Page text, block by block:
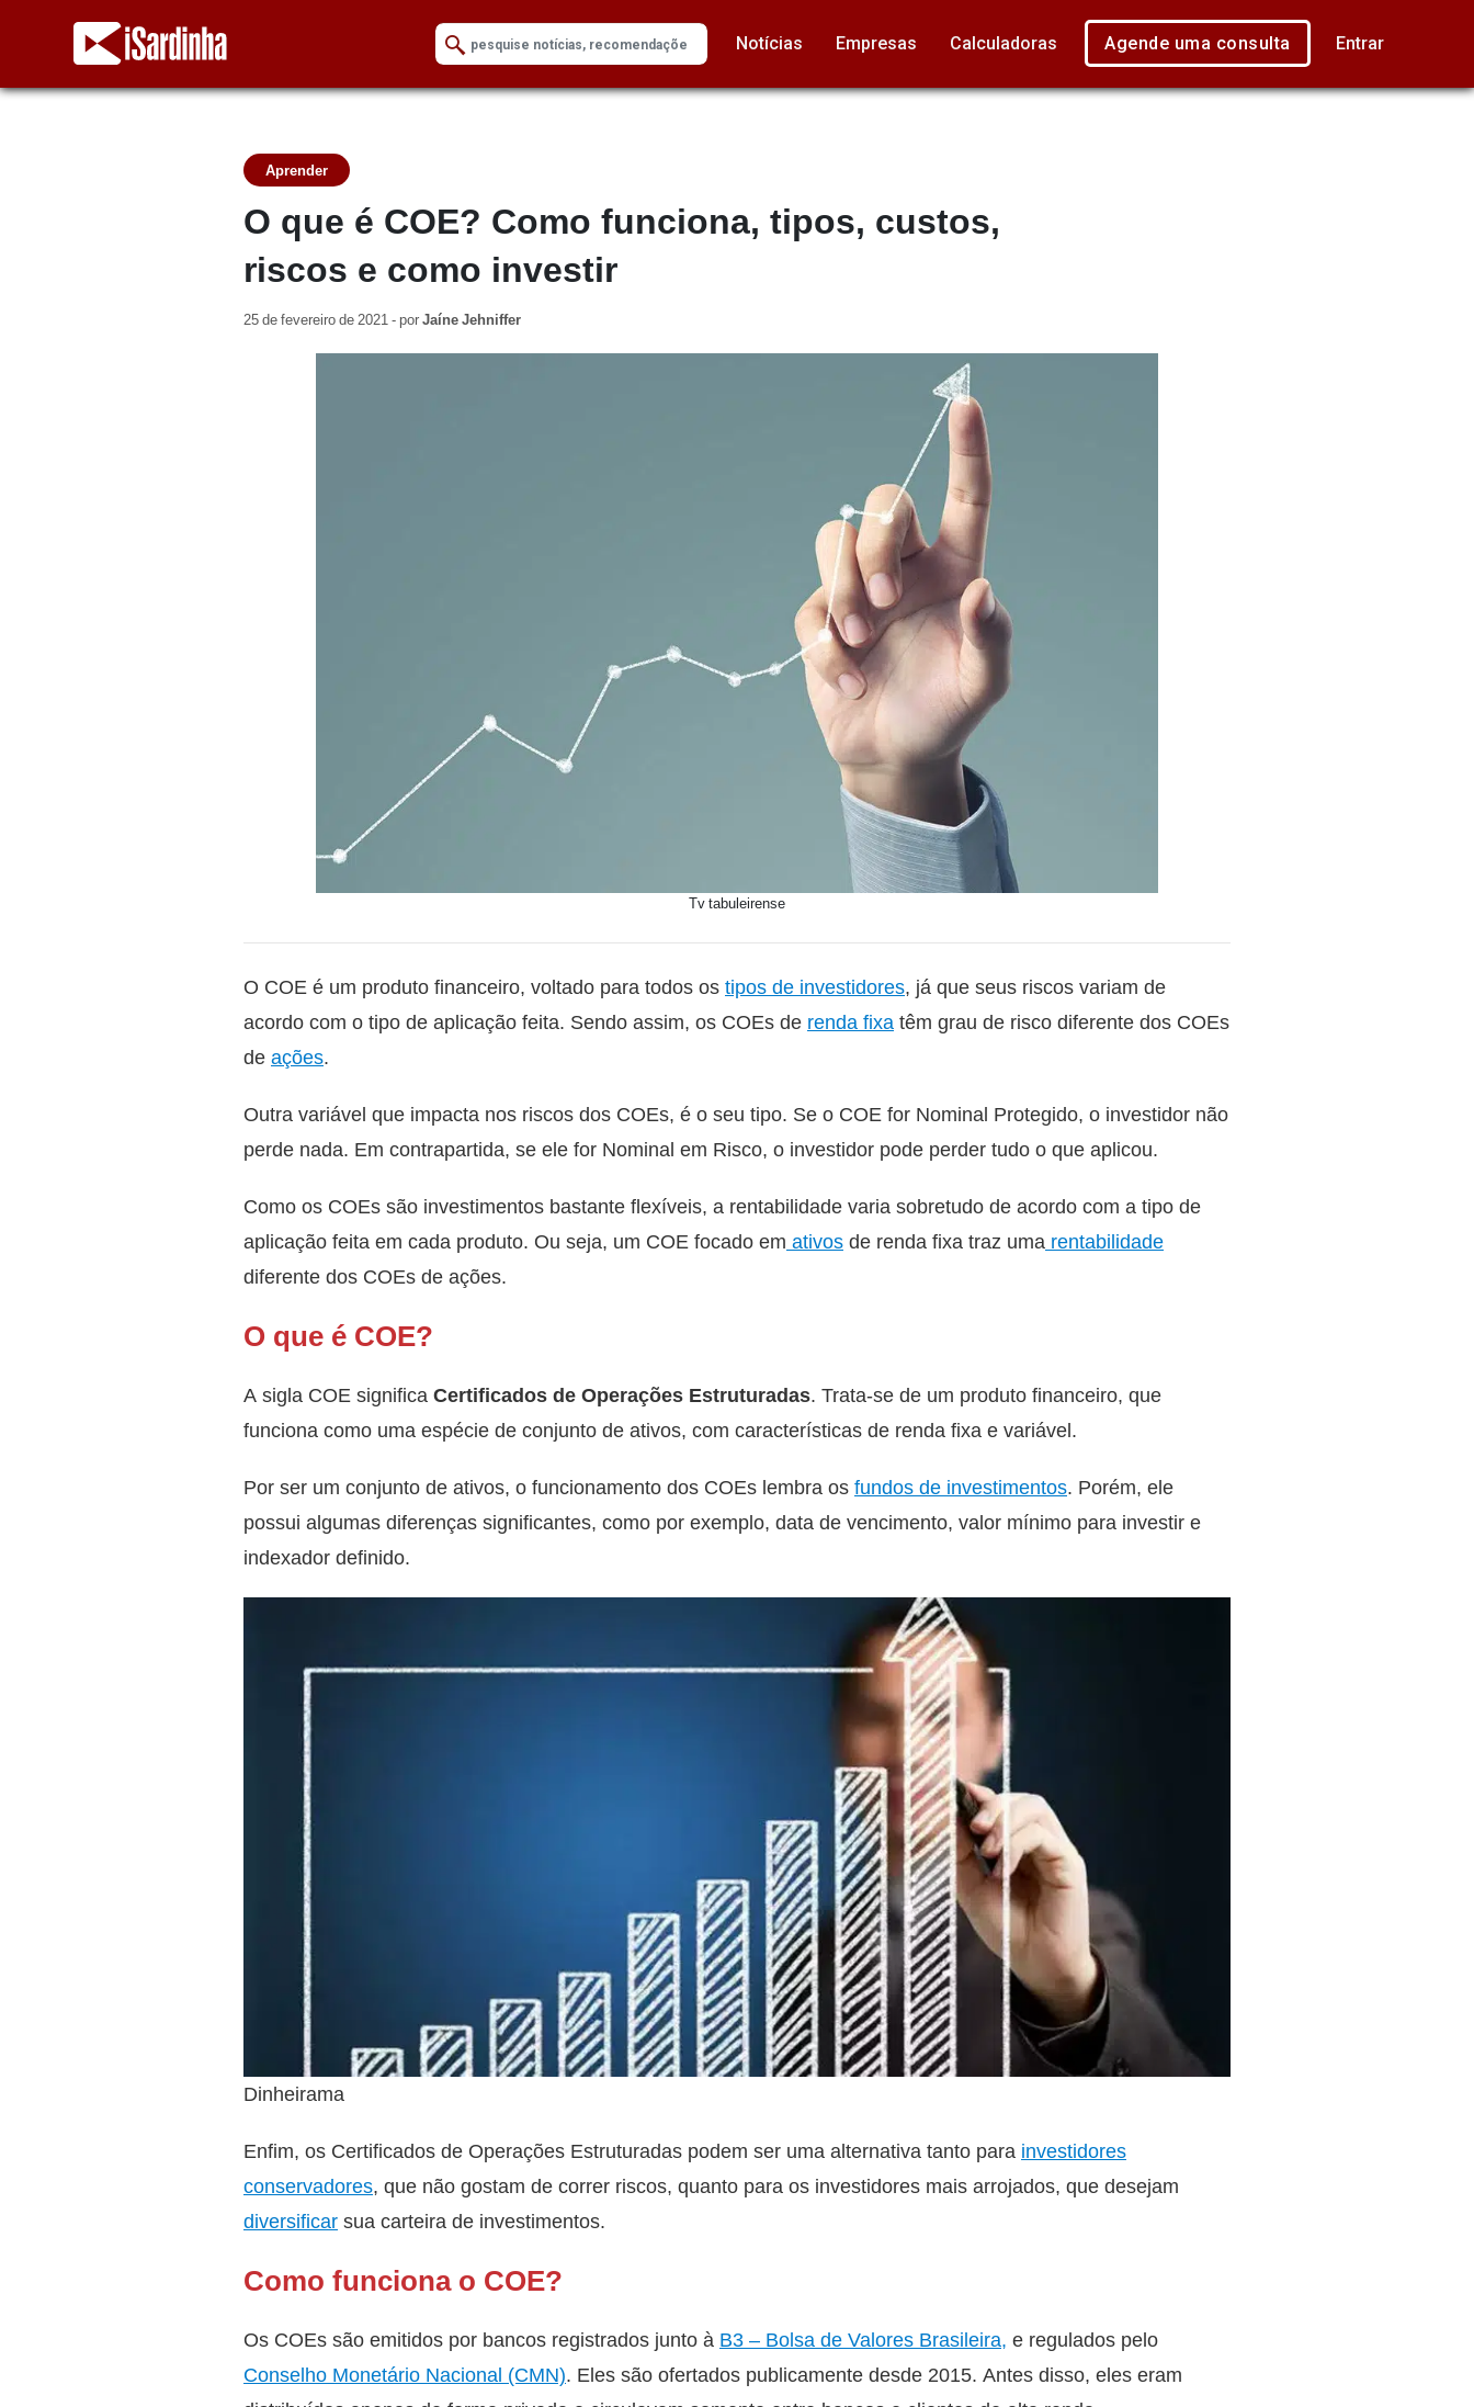
Notícias Empresas Calculadoras Agende uma consulta Entrar
Aprender
O que é COE? Como funciona, tipos, custos,
riscos e como investir
25 de fevereiro de 2021 - porJaíne Jehniffer
Tv tabuleirense
O COE é um produto financeiro, voltado para todos os tipos de investidores, já que seus riscos variam de
acordo com o tipo de aplicação feita. Sendo assim, os COEs de renda fixa têm grau de risco diferente dos COEs
de ações.
Outra variável que impacta nos riscos dos COEs, é o seu tipo. Se o COE for Nominal Protegido, o investidor não
perde nada. Em contrapartida, se ele for Nominal em Risco, o investidor pode perder tudo o que aplicou.
Como os COEs são investimentos bastante flexíveis, a rentabilidade varia sobretudo de acordo com a tipo de
aplicação feita em cada produto. Ou seja, um COE focado em ativos de renda fixa traz uma rentabilidade
diferente dos COEs de ações.
O que é COE?
A sigla COE significa Certificados de Operações Estruturadas. Trata-se de um produto financeiro, que
funciona como uma espécie de conjunto de ativos, com características de renda fixa e variável.
Por ser um conjunto de ativos, o funcionamento dos COEs lembra os fundos de investimentos. Porém, ele
possui algumas diferenças significantes, como por exemplo, data de vencimento, valor mínimo para investir e
indexador definido.
Dinheirama
Enfim, os Certificados de Operações Estruturadas podem ser uma alternativa tanto para investidores
conservadores, que não gostam de correr riscos, quanto para os investidores mais arrojados, que desejam
diversificar sua carteira de investimentos.
Como funciona o COE?
Os COEs são emitidos por bancos registrados junto à B3 – Bolsa de Valores Brasileira, e regulados pelo
Conselho Monetário Nacional (CMN). Eles são ofertados publicamente desde 2015. Antes disso, eles eram